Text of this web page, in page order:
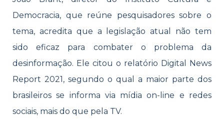
Democracia, que reúne pesquisadores sobre o
tema, acredita que a legislação atual não tem
sido eficaz para combater o problema da
desinformação. Ele citou o relatório Digital News
Report 2021, segundo o qual a maior parte dos
brasileiros se informa via mídia on-line e redes
sociais, mais do que pela TV.